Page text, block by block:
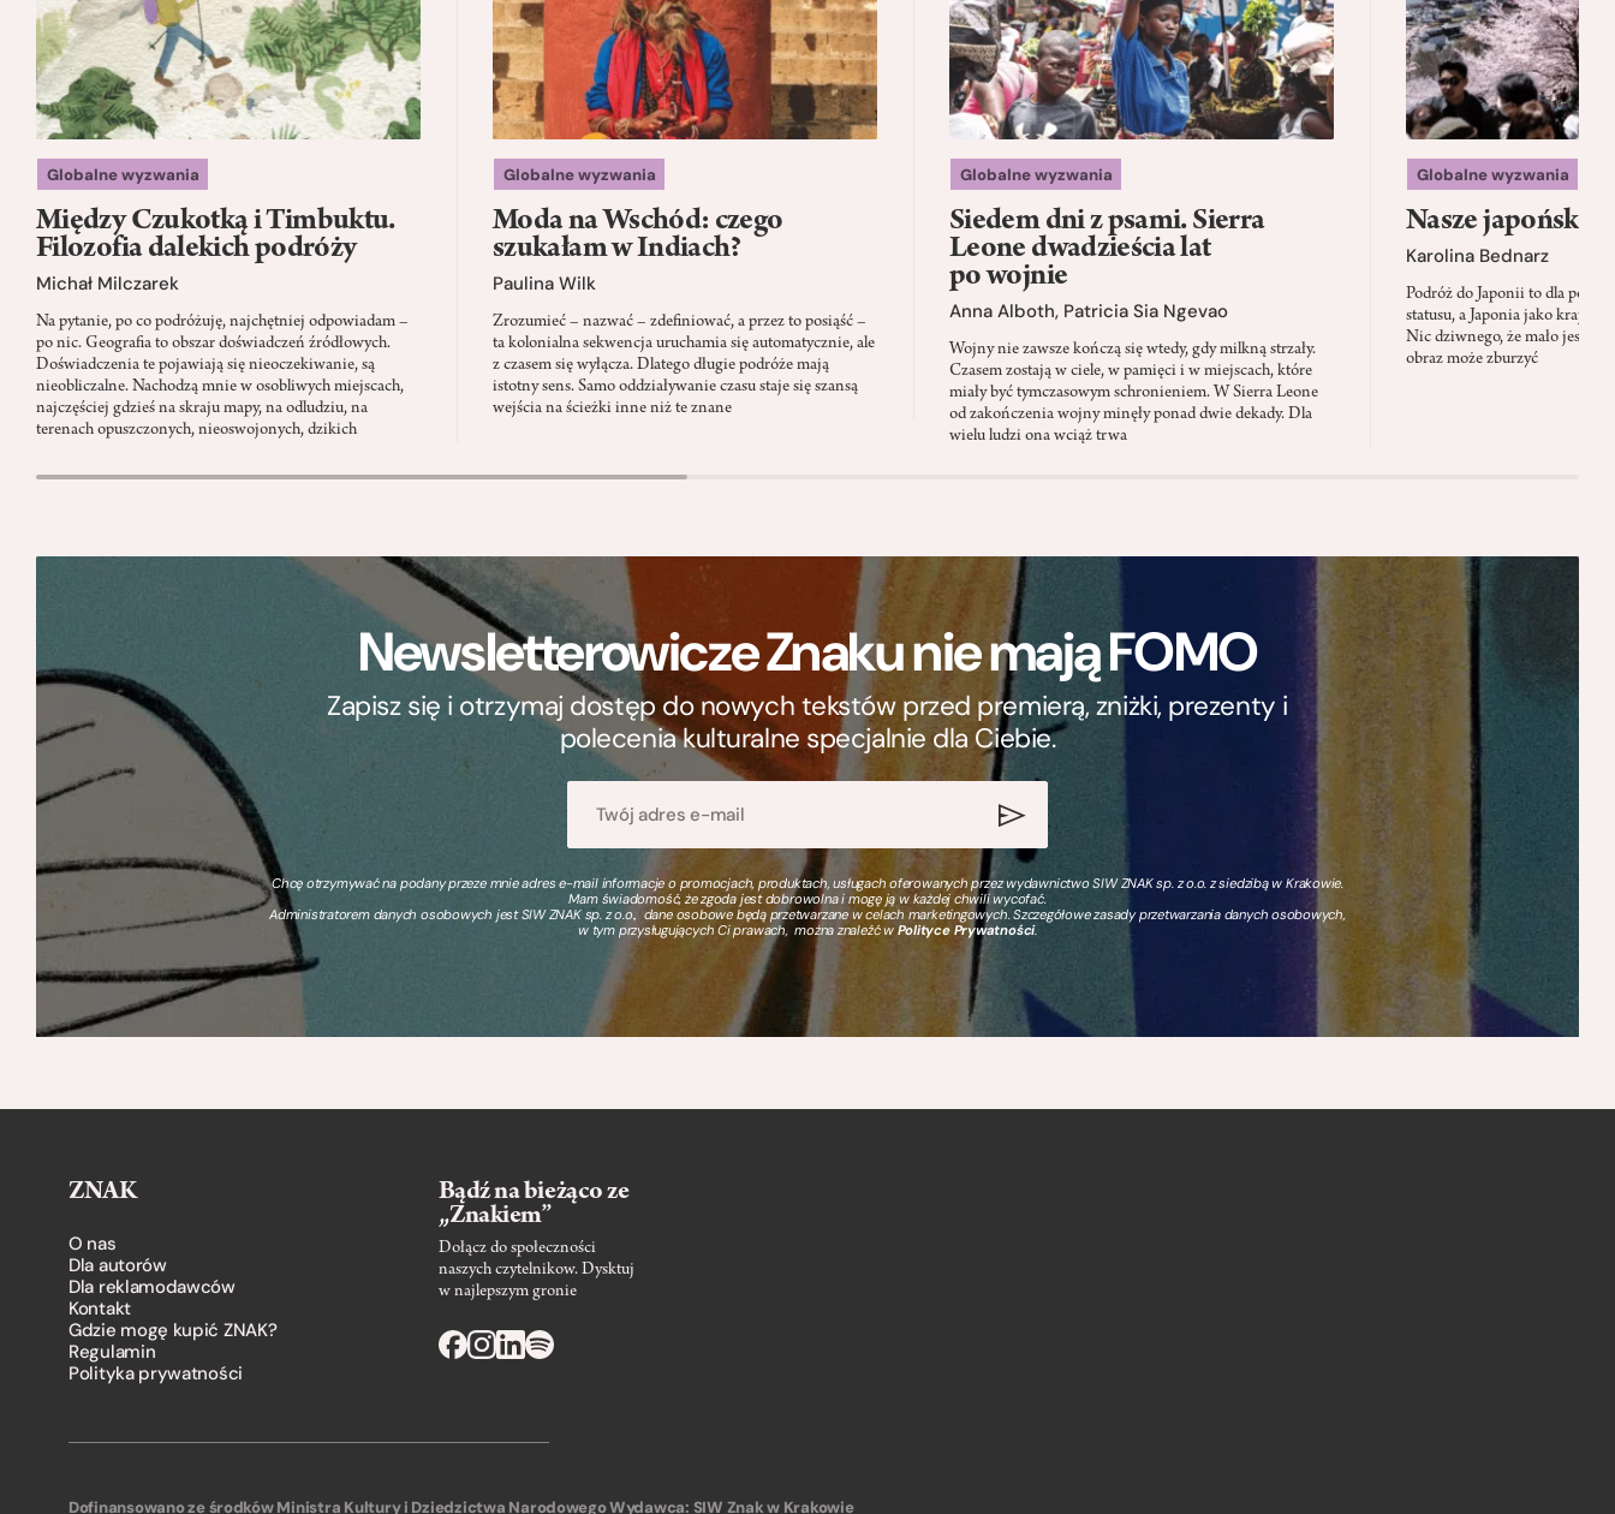
Globalne wyzwania
Między Czukotką i Timbuktu.
Filozofia dalekich podróży
Michał Milczarek
Na pytanie, po co podróżuję, najchętniej odpowiadam –
po nic. Geografia to obszar doświadczeń źródłowych.
Doświadczenia te pojawiają się nieoczekiwanie, są
nieobliczalne. Nachodzą mnie w osobliwych miejscach,
najczęściej gdzieś na skraju mapy, na odludziu, na
terenach opuszczonych, nieoswojonych, dzikich
Globalne wyzwania
Moda na Wschód: czego
szukałam w Indiach?
Paulina Wilk
Zrozumieć – nazwać – zdefiniować, a przez to posiąść –
ta kolonialna sekwencja uruchamia się automatycznie, ale
z czasem się wyłącza. Dlatego długie podróże mają
istotny sens. Samo oddziaływanie czasu staje się szansą
wejścia na ścieżki inne niż te znane
Globalne wyzwania
Siedem dni z psami. Sierra
Leone dwadzieścia lat
po wojnie
Anna Alboth, Patricia Sia Ngevao
Wojny nie zawsze kończą się wtedy, gdy milkną strzały.
Czasem zostają w ciele, w pamięci i w miejscach, które
miały być tymczasowym schronieniem. W Sierra Leone
od zakończenia wojny minęły ponad dwie dekady. Dla
wielu ludzi ona wciąż trwa
Globalne wyzwania
Nasze japońskie
Karolina Bednarz
Podróż do Japonii to dla
statusu, a Japonia jako kraj
Nic dziwnego, że mało jest
obraz może zburzyć
Newsletterowicze Znaku nie mają FOMO
Zapisz się i otrzymaj dostęp do nowych tekstów przed premierą, zniżki, prezenty i
polecenia kulturalne specjalnie dla Ciebie.
Chcę otrzymywać na podany przeze mnie adres e-mail informacje o promocjach, produktach, usługach oferowanych przez wydawnictwo SIW ZNAK sp. z o.o. z siedzibą w Krakowie.
Mam świadomość, że zgoda jest dobrowolna i mogę ją w każdej chwili wycofać.
Administratorem danych osobowych jest SIW ZNAK sp. z o.o., dane osobowe będą przetwarzane w celach marketingowych. Szczegółowe zasady przetwarzania danych osobowych,
w tym przysługujących Ci prawach, można znaleźć wPolityce Prywatności.
ZNAK
O nas
Dla autorów
Dla reklamodawców
Kontakt
Gdzie mogę kupić ZNAK?
Regulamin
Polityka prywatności
Bądź na bieżąco ze
„Znakiem”
Dołącz do społeczności
naszych czytelnikow. Dysktuj
w najlepszym gronie
Dofinansowano ze środków Ministra Kultury i Dziedzictwa NarodowegoWydawca: SIW Znak w Krakowie